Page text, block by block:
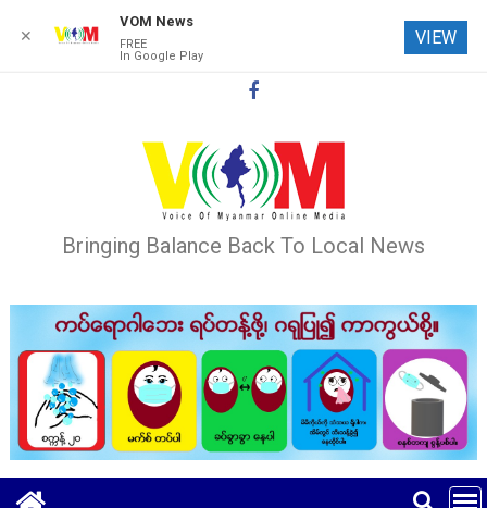
Bringing Balance Back To Local News
✕
VOM News
FREE
In Google Play
VIEW